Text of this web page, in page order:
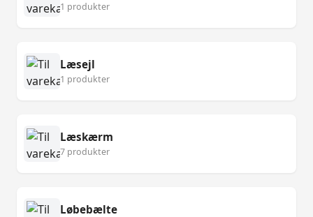
1 produkter
Læsejl
1 produkter
Læskærm
7 produkter
Løbebælte